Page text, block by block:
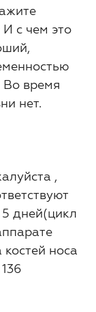
И с чем это
Во время
нет.
,
дней(цикл
носа